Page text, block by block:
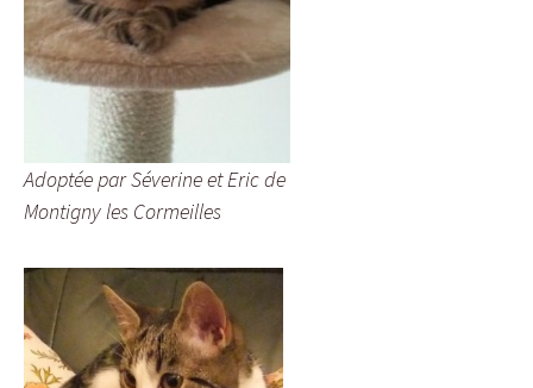
Adoptée par Séverine et Eric de
Montigny les Cormeilles